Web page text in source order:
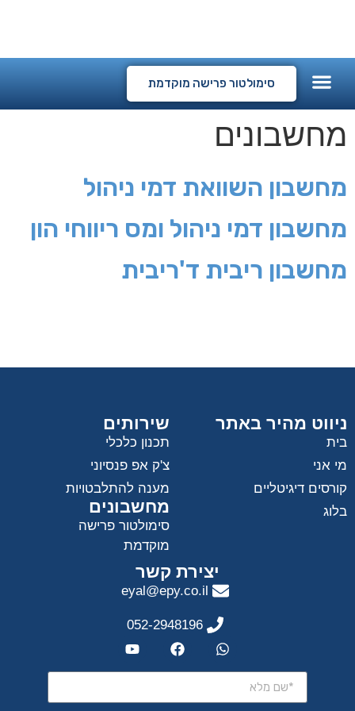
סימולטור פרישה מוקדמת
מחשבונים
מחשבון השוואת דמי ניהול
מחשבון דמי ניהול ומס ריווחי הון
מחשבון ריבית ד'ריבית
ניווט מהיר באתר
בית
מי אני
קורסים דיגיטליים
בלוג
שירותים
תכנון כלכלי
צ'ק אפ פנסיוני
מענה להתלבטויות
מחשבונים
סימולטור פרישה
מוקדמת
יצירת קשר
eyal@epy.co.il
052-2948196